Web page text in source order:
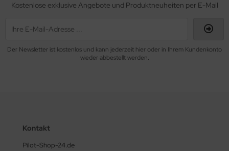
Kostenlose exklusive Angebote und Produktneuheiten per E-Mail
Der Newsletter ist kostenlos und kann jederzeit hier oder in Ihrem Kundenkonto
wieder abbestellt werden.
Kontakt
Pilot-Shop-24.de